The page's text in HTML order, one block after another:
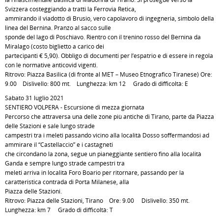
Svizzera costeggiando a tratti la Ferrovia Retica,
ammirando il viadotto di Brusio, vero capolavoro di ingegneria, simbolo della
linea del Bernina. Pranzo al sacco sulle
sponde del lago di Poschiavo. Rientro con il trenino rosso del Bernina da
Miralago (costo biglietto a carico dei
partecipanti € 5,90). Obbligo di documenti per l’espatrio e di essere in regola
con le normative anticovid vigenti.
Ritrovo: Piazza Basilica (di fronte al MET – Museo Etnografico Tiranese) Ore:
9.00 Dislivello: 800 mt. Lunghezza: km 12 Grado di difficoltà: E
Sabato 31 luglio 2021
SENTIERO VOLPERA - Escursione di mezza giornata
Percorso che attraversa una delle zone più antiche di Tirano, parte da Piazza
delle Stazioni e sale lungo strade
campestri tra i meleti passando vicino alla località Dosso soffermandosi ad
ammirare il “Castellaccio” e i castagneti
che circondano la zona, segue un pianeggiante sentiero fino alla località
Ganda e sempre lungo strade campestri tra
meleti arriva in località Foro Boario per ritornare, passando per la
caratteristica contrada di Porta Milanese, alla
Piazza delle Stazioni.
Ritrovo: Piazza delle Stazioni, Tirano Ore: 9.00 Dislivello: 350 mt.
Lunghezza: km 7 Grado di difficoltà: T